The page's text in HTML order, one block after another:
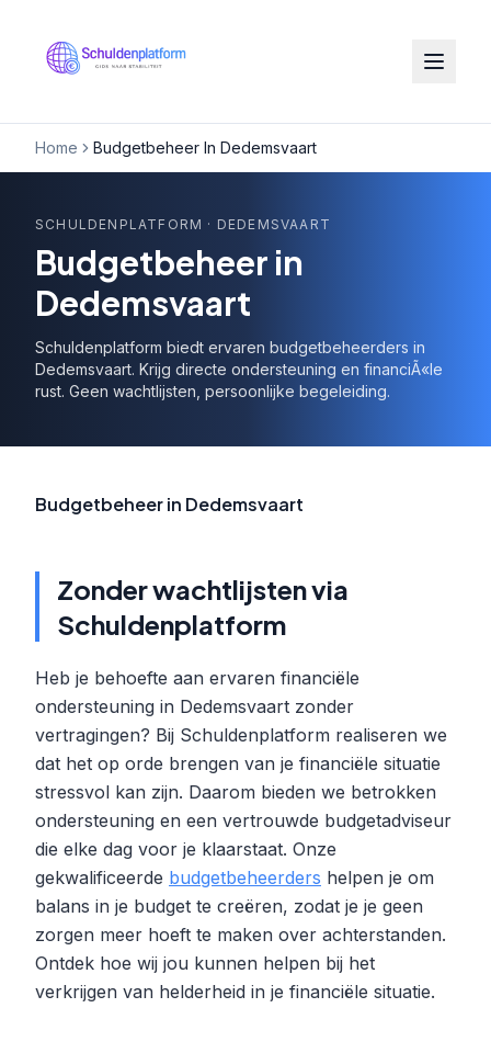
Home Budgetbeheer In Dedemsvaart
SCHULDENPLATFORM · DEDEMSVAART
Budgetbeheer in
Dedemsvaart
Schuldenplatform biedt ervaren budgetbeheerders in
Dedemsvaart. Krijg directe ondersteuning en financiÃ«le
rust. Geen wachtlijsten, persoonlijke begeleiding.
Budgetbeheer in Dedemsvaart
Zonder wachtlijsten via
Schuldenplatform
Heb je behoefte aan ervaren financiële
ondersteuning in Dedemsvaart zonder
vertragingen? Bij Schuldenplatform realiseren we
dat het op orde brengen van je financiële situatie
stressvol kan zijn. Daarom bieden we betrokken
ondersteuning en een vertrouwde budgetadviseur
die elke dag voor je klaarstaat. Onze
gekwalificeerde budgetbeheerders helpen je om
balans in je budget te creëren, zodat je je geen
zorgen meer hoeft te maken over achterstanden.
Ontdek hoe wij jou kunnen helpen bij het
verkrijgen van helderheid in je financiële situatie.